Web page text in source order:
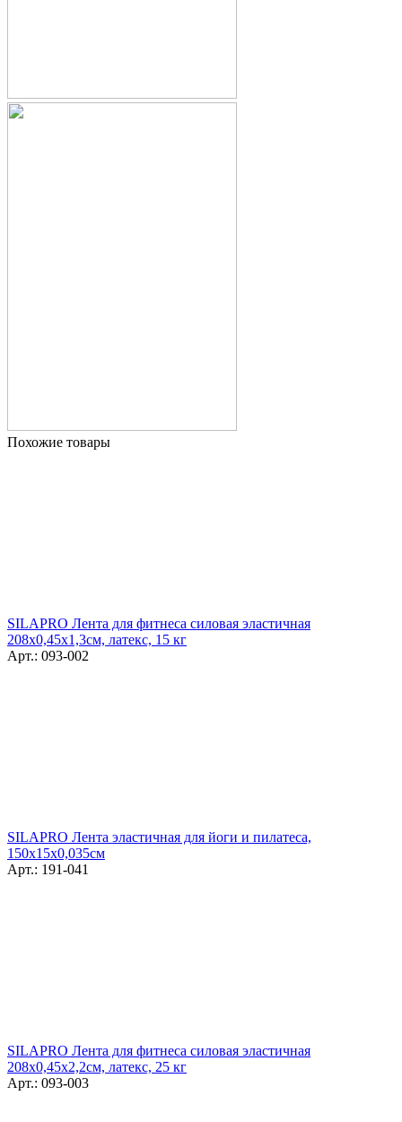
Похожие товары
SILAPRO Лента для фитнеса силовая эластичная
208х0,45х1,3см, латекс, 15 кг
Арт.: 093-002
SILAPRO Лента эластичная для йоги и пилатеса,
150х15х0,035см
Арт.: 191-041
SILAPRO Лента для фитнеса силовая эластичная
208х0,45х2,2см, латекс, 25 кг
Арт.: 093-003